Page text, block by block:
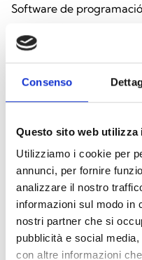
Consenso
Questo sito web utilizza
Utilizziamo i cookie per
annunci, per fornire
analizzare il nostro
informazioni sul modo in
nostri partner che si
pubblicità e social
con altre informazioni
Software de
Este producto está
siguientes versiones